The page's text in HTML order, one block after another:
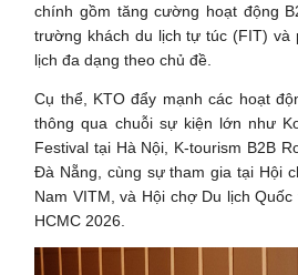
chính gồm tăng cường hoạt động
trường khách du lịch tự túc (FIT) và
lịch đa dạng theo chủ đề.
Cụ thể, KTO đẩy mạnh các hoạt
thông qua chuỗi sự kiện lớn như
Festival tại Hà Nội, K-tourism B2B
Đà Nẵng, cùng sự tham gia tại Hội
Nam VITM, và Hội chợ Du lịch
HCMC 2026.